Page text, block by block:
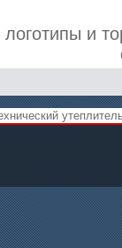
логотипы и